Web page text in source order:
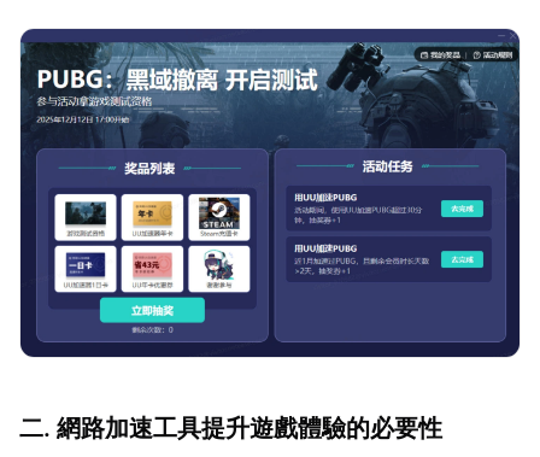
二. 網路加速工具提升遊戲體驗的必要性